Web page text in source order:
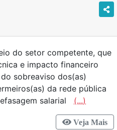
do setor competente, que
e impacto financeiro
sobreaviso dos(as)
da rede pública
salarial (...)
Veja Mais